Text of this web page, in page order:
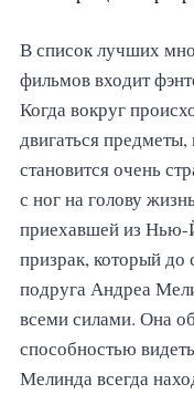
В список лучших
фильмов входит
Когда вокруг
двигаться
становится очень
с ног на голову
приехавшей из Нью-
призрак, который
подруга Андреа
всеми силами. Она
способностью
Мелинда всегда